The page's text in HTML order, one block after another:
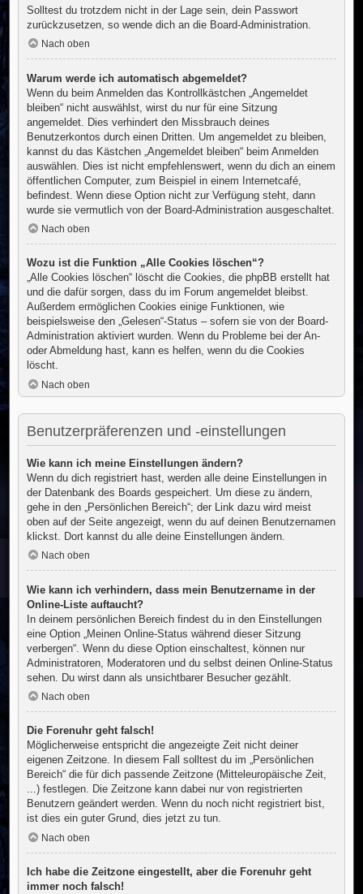
Solltest du trotzdem nicht in der Lage sein, dein Passwort
zurückzusetzen, so wende dich an die Board-Administration.
Nach oben
Warum werde ich automatisch abgemeldet?
Wenn du beim Anmelden das Kontrollkästchen „Angemeldet
bleiben“ nicht auswählst, wirst du nur für eine Sitzung
angemeldet. Dies verhindert den Missbrauch deines
Benutzerkontos durch einen Dritten. Um angemeldet zu bleiben,
kannst du das Kästchen „Angemeldet bleiben“ beim Anmelden
auswählen. Dies ist nicht empfehlenswert, wenn du dich an einem
öffentlichen Computer, zum Beispiel in einem Internetcafé,
befindest. Wenn diese Option nicht zur Verfügung steht, dann
wurde sie vermutlich von der Board-Administration ausgeschaltet.
Nach oben
Wozu ist die Funktion „Alle Cookies löschen“?
„Alle Cookies löschen“ löscht die Cookies, die phpBB erstellt hat
und die dafür sorgen, dass du im Forum angemeldet bleibst.
Außerdem ermöglichen Cookies einige Funktionen, wie
beispielsweise den „Gelesen“-Status – sofern sie von der Board-
Administration aktiviert wurden. Wenn du Probleme bei der An-
oder Abmeldung hast, kann es helfen, wenn du die Cookies
löscht.
Nach oben
Benutzerpräferenzen und -einstellungen
Wie kann ich meine Einstellungen ändern?
Wenn du dich registriert hast, werden alle deine Einstellungen in
der Datenbank des Boards gespeichert. Um diese zu ändern,
gehe in den „Persönlichen Bereich“; der Link dazu wird meist
oben auf der Seite angezeigt, wenn du auf deinen Benutzernamen
klickst. Dort kannst du alle deine Einstellungen ändern.
Nach oben
Wie kann ich verhindern, dass mein Benutzername in der
Online-Liste auftaucht?
In deinem persönlichen Bereich findest du in den Einstellungen
eine Option „Meinen Online-Status während dieser Sitzung
verbergen“. Wenn du diese Option einschaltest, können nur
Administratoren, Moderatoren und du selbst deinen Online-Status
sehen. Du wirst dann als unsichtbarer Besucher gezählt.
Nach oben
Die Forenuhr geht falsch!
Möglicherweise entspricht die angezeigte Zeit nicht deiner
eigenen Zeitzone. In diesem Fall solltest du im „Persönlichen
Bereich“ die für dich passende Zeitzone (Mitteleuropäische Zeit,
...) festlegen. Die Zeitzone kann dabei nur von registrierten
Benutzern geändert werden. Wenn du noch nicht registriert bist,
ist dies ein guter Grund, dies jetzt zu tun.
Nach oben
Ich habe die Zeitzone eingestellt, aber die Forenuhr geht
immer noch falsch!